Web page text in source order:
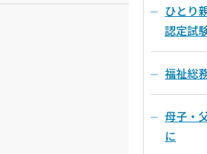
ひとり
認定試
福祉総
母子・
に